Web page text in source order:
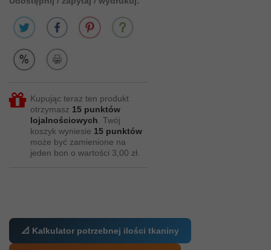
Kupując teraz ten produkt
otrzymasz 15 punktów
lojalnościowych. Twój
koszyk wyniesie 15 punktów
może być zamienione na
jeden bon o wartości 3,00 zł.
📐 Kalkulator potrzebnej ilości tkaniny